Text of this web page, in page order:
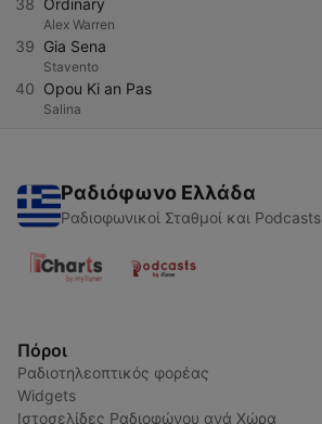
38 Ordinary
Alex Warren
39 Gia Sena
Stavento
40 Opou Ki an Pas
Salina
Ραδιόφωνο Ελλάδα
Ραδιοφωνικοί Σταθμοί και Podcasts
Πόροι
Ραδιοτηλεοπτικός φορέας
Widgets
Ιστοσελίδες Ραδιοφώνου ανά Χώρα